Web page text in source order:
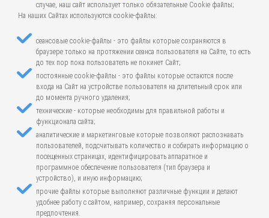
случае, наш сайт использует только обязательные Cookie файлы;
На наших Сайтах используются cookie-файлы:
сеансовые cookie-файлы - это файлы которые сохраняются в
браузере только на протяжении сеанса пользователя на Сайте, то есть
до тех пор пока пользователь не покинет Сайт;
постоянные cookie-файлы - это файлы которые остаются после
входа на Сайт на устройстве пользователя на длительный срок или
до момента ручного удаления;
технические - которые необходимы для правильной работы и
функционала сайта;
аналитические и маркетинговые которые позволяют распознавать
пользователей, подсчитывать количество и собирать информацию о
посещенных страницах, идентифицировать аппаратное и
программное обеспечение пользователя (тип браузера и
устройство), и иную информацию;
прочие файлы которые выполняют различные функции и делают
удобнее работу с сайтом, например, сохраняя персональные
предпочтения.